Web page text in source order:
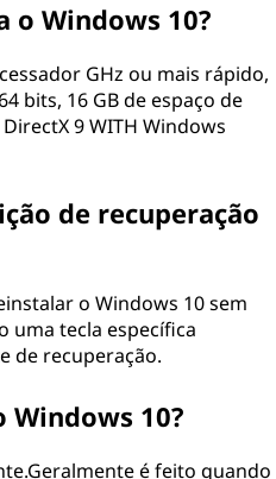
o Windows 10?
GHz ou mais rápido,
bits, 16 GB de espaço de
9 WITH Windows
de recuperação
o Windows 10 sem
uma tecla específica
de recuperação.
10?
é feito quando